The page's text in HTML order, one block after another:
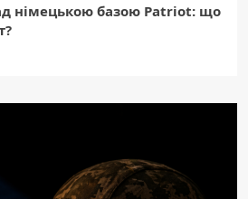
німецькою базою Patriot: що